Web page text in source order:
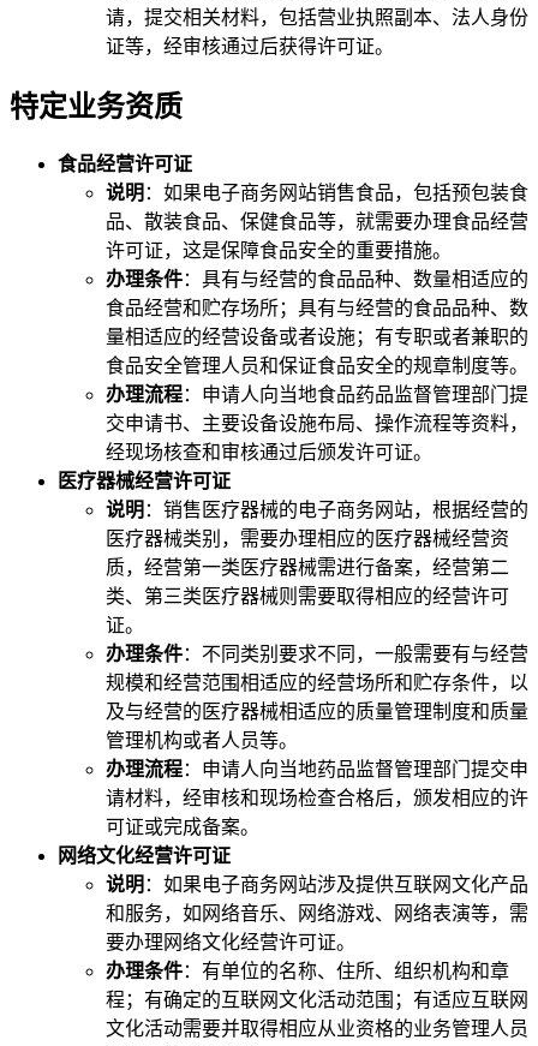
请，提交相关材料，包括营业执照副本、法人身份
证等，经审核通过后获得许可证。
特定业务资质
食品经营许可证
说明 ：如果电子商务网站销售食品，包括预包装食
品、散装食品、保健食品等，就需要办理食品经营
许可证，这是保障食品安全的重要措施。
办理条件：具有与经营的食品品种、数量相适应的
食品经营和贮存场所；具有与经营的食品品种、数
量相适应的经营设备或者设施；有专职或者兼职的
食品安全管理人员和保证食品安全的规章制度等。
办理流程：申请人向当地食品药品监督管理部门提
交申请书、主要设备设施布局、操作流程等资料，
经现场核查和审核通过后颁发许可证。
医疗器械经营许可证
说明 ：销售医疗器械的电子商务网站，根据经营的
医疗器械类别，需要办理相应的医疗器械经营资
质，经营第一类医疗器械需进行备案，经营第二
类、第三类医疗器械则需要取得相应的经营许可
证。
办理条件：不同类别要求不同，一般需要有与经营
规模和经营范围相适应的经营场所和贮存条件，以
及与经营的医疗器械相适应的质量管理制度和质量
管理机构或者人员等。
办理流程：申请人向当地药品监督管理部门提交申
请材料，经审核和现场检查合格后，颁发相应的许
可证或完成备案。
网络文化经营许可证
说明 ：如果电子商务网站涉及提供互联网文化产品
和服务，如网络音乐、网络游戏、网络表演等，需
要办理网络文化经营许可证。
办理条件：有单位的名称、住所、组织机构和章
程；有确定的互联网文化活动范围；有适应互联网
文化活动需要并取得相应从业资格的业务管理人员